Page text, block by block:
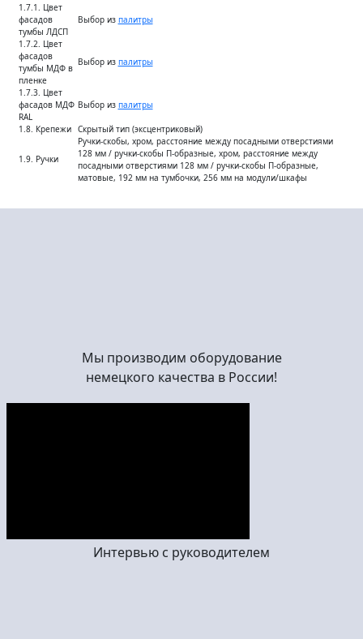
1.7.1. Цвет
фасадов
тумбы ЛДСП
Выбор из палитры
1.7.2. Цвет
фасадов
тумбы МДФ в
пленке
Выбор из палитры
1.7.3. Цвет
фасадов МДФ
RAL
Выбор из палитры
1.8. Крепежи Скрытый тип (эксцентриковый)
1.9. Ручки
Ручки-скобы, хром, расстояние между посадными отверстиями
128 мм / ручки-скобы П-образные, хром, расстояние между
посадными отверстиями 128 мм / ручки-скобы П-образные,
матовые, 192 мм на тумбочки, 256 мм на модули/шкафы
Мы производим оборудование
немецкого качества в России!
Интервью с руководителем